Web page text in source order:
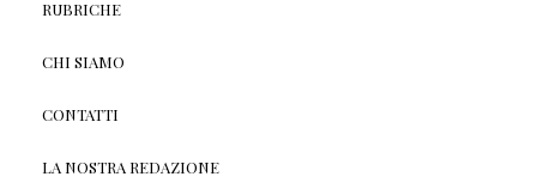
RUBRICHE
CHI SIAMO
CONTATTI
LA NOSTRA REDAZIONE